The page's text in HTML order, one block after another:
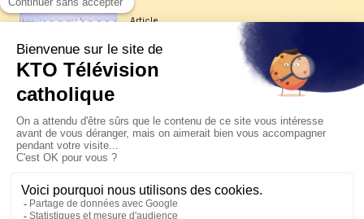
Article
Les reportages d'été 2026 de KTO
La visite pastorale du pape Léon
XIV à Assise à suivre sur KTO le
jeudi 6 août
Le pape en Uruguay, Argentine et
Pérou du 6 au 17 novembre 2026